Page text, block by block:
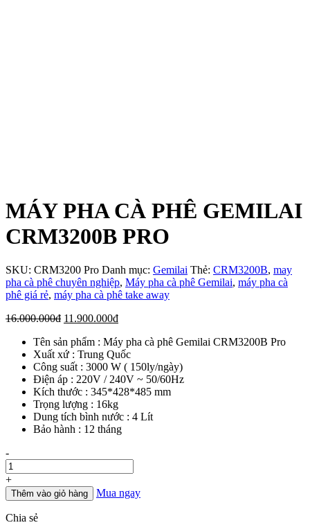
MÁY PHA CÀ PHÊ GEMILAI
CRM3200B PRO
SKU: CRM3200 Pro Danh mục: Gemilai Thẻ: CRM3200B, may
pha cà phê chuyên nghiệp, Máy pha cà phê Gemilai, máy pha cà
phê giá rẻ, máy pha cà phê take away
16.000.000đ Giá
là:
16.000.000đ.
11.900.000đGiá
tại
là:
11.900.000đ.
Tên sản phẩm : Máy pha cà phê Gemilai CRM3200B Pro
Xuất xứ : Trung Quốc
Công suất : 3000 W ( 150ly/ngày)
Điện áp : 220V / 240V ~ 50/60Hz
Kích thước : 345*428*485 mm
Trọng lượng : 16kg
Dung tích bình nước : 4 Lít
Bảo hành : 12 tháng
Số
lượng
-
+
Thêm vào giỏ hàng Mua ngay
Chia sẻ